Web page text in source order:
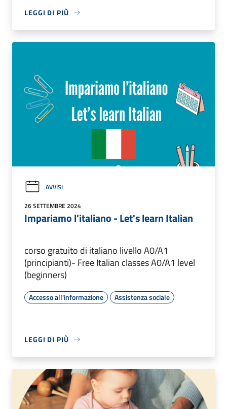
LEGGI DI PIÙ
AVVISI
26 SETTEMBRE 2024
Impariamo l'italiano - Let's learn Italian
corso gratuito di italiano livello A0/A1
(principianti)- Free Italian classes A0/A1 level
(beginners)
Accesso all'informazione Assistenza sociale
LEGGI DI PIÙ